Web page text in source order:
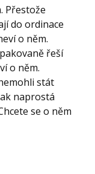
Přestože
do ordinace
o něm.
řeší
o něm.
stát
naprostá
se o něm